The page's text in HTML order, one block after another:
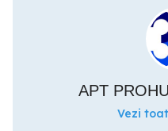
APT
Vezi